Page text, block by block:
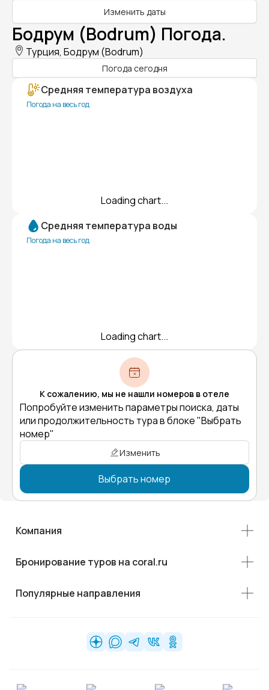
Изменить даты
Бодрум (Bodrum) Погода.
Турция, Бодрум (Bodrum)
Погода сегодня
Средняя температура воздуха
Погода на весь год
Loading chart...
Средняя температура воды
Погода на весь год
Loading chart...
К сожалению, мы не нашли номеров в отеле
Попробуйте изменить параметры поиска, даты
или продолжительность тура в блоке "Выбрать
номер"
Изменить
Выбрать номер
Компания
Бронирование туров на coral.ru
Популярные направления